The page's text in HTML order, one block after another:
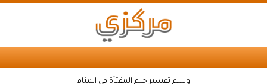
وسم تفسير حلم المقثأة في المنام